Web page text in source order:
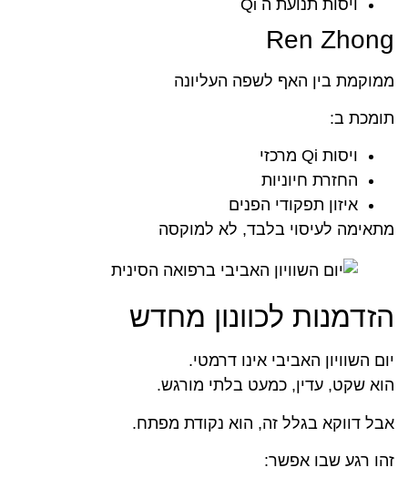
ויסות תנועת ה Qi
Ren Zhong
ממוקמת בין האף לשפה העליונה
תומכת ב:
ויסות Qi מרכזי
החזרת חיוניות
איזון תפקודי הפנים
מתאימה לעיסוי בלבד, לא למוקסה
הזדמנות לכוונון מחדש
יום השוויון האביבי אינו דרמטי.
הוא שקט, עדין, כמעט בלתי מורגש.
אבל דווקא בגלל זה, הוא נקודת מפתח.
זהו רגע שבו אפשר: